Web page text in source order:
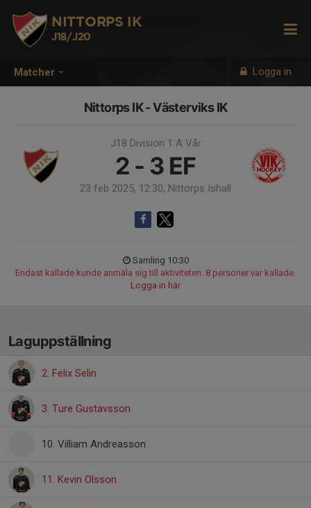
Matcher Logga in
NITTORPS IK
J18/J20
Nittorps IK - Västerviks IK
J18 Division 1 A Vår
2 - 3 EF
23 feb 2025, 12:30, Nittorps Ishall
Samling 10:30
Endast kallade kunde anmäla sig till aktiviteten. 8 personer var kallade.
Logga in här
Laguppställning
2. Felix Selin
3. Ture Gustavsson
10. Villiam Andreasson
11. Kevin Olsson